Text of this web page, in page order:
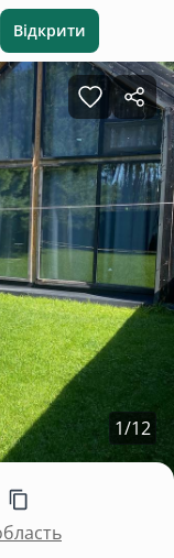
Відкрити
1/12